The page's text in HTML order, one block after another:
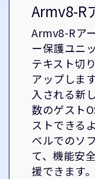
Armv8-R
Armv8-Rア
ー保護ユニ
テキスト切
アップしま
入される新
数のゲスト
ストできる
ベルでのソ
て、機能安
援できます。